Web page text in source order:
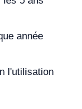
année
l'utilisation